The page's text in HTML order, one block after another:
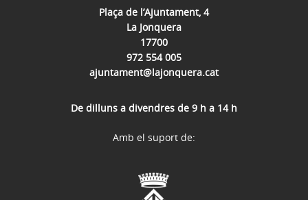
Plaça de l’Ajuntament, 4
La Jonquera
17700
972 554 005
ajuntament@lajonquera.cat
De dilluns a divendres de 9 h a 14 h
Amb el suport de: